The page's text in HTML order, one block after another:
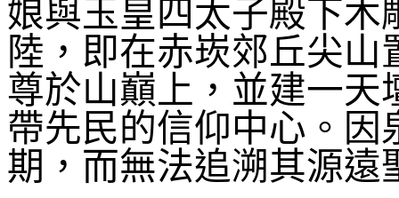
娘與玉皇四太子殿下木
陸，即在赤崁郊丘尖
尊於山巔上，並建一天
帶先民的信仰中心。因
期，而無法追溯其源遠